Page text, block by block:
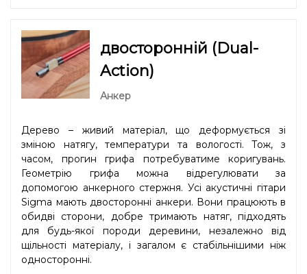
двосторонній (Dual-
Action)
Анкер
Дерево – живий матеріал, що деформується зі
зміною натягу, температури та вологості. Тож, з
часом, прогин грифа потребуватиме коригувань.
Геометрію грифа можна відрегулювати за
допомогою анкерного стержня. Усі акустичні гітари
Sigma мають двосторонні анкери. Вони працюють в
обидві сторони, добре тримають натяг, підходять
для будь-якої породи деревини, незалежно від
щільності матеріалу, і загалом є стабільнішими ніж
односторонні.